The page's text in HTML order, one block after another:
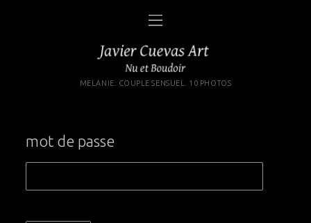
MELANIE: COUPLE SENSUEL. 10 PHOTOS
mot de passe